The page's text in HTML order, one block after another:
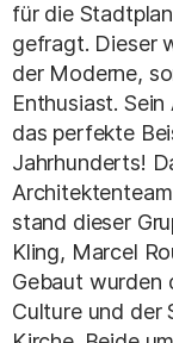
für die
gefragt. Dieser
der Moderne,
Enthusiast.
das perfekte
Jahrhunderts!
stand dieser
Kling, Marcel
Gebaut wurden
Culture und der